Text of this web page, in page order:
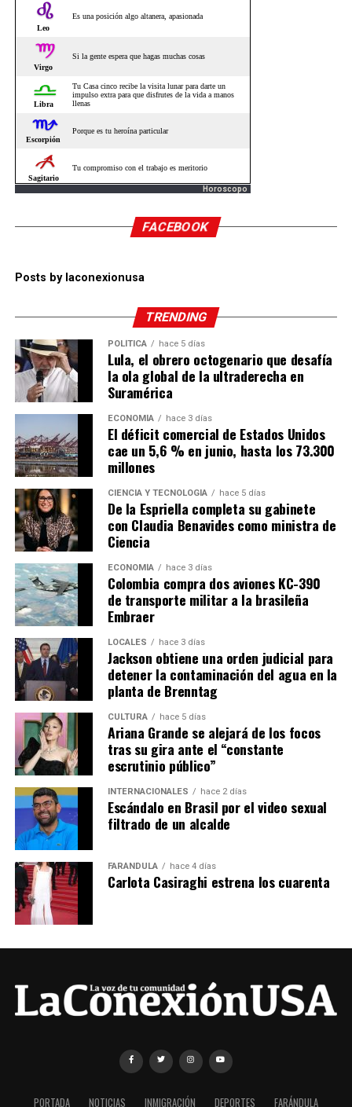
Horoscopo
FACEBOOK
Posts by laconexionusa
TRENDING
POLÍTICA hace 5 días
Lula, el obrero octogenario que desafía
la ola global de la ultraderecha en
Suramérica
ECONOMÍA hace 3 días
El déficit comercial de Estados Unidos
cae un 5,6 % en junio, hasta los 73.300
millones
CIENCIA Y TECNOLOGÍA hace 5 días
De la Espriella completa su gabinete
con Claudia Benavides como ministra de
Ciencia
ECONOMÍA hace 3 días
Colombia compra dos aviones KC-390
de transporte militar a la brasileña
Embraer
LOCALES hace 3 días
Jackson obtiene una orden judicial para
detener la contaminación del agua en la
planta de Brenntag
CULTURA hace 5 días
Ariana Grande se alejará de los focos
tras su gira ante el “constante
escrutinio público”
INTERNACIONALES hace 2 días
Escándalo en Brasil por el video sexual
filtrado de un alcalde
FARÁNDULA hace 4 días
Carlota Casiraghi estrena los cuarenta
PORTADA NOTICIAS INMIGRACIÓN DEPORTES FARÁNDULA